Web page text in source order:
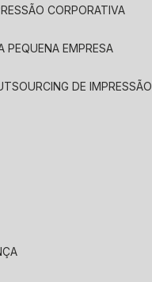
CORPORATIVA
PEQUENA EMPRESA
DE IMPRESSÃO